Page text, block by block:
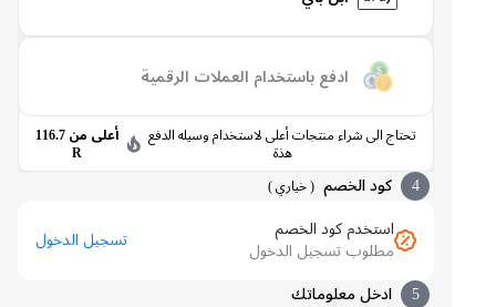
ادفع باستخدام العملات الرقمية
تحتاج الى شراء منتجات أعلى لاستخدام وسيله الدفع
أعلى من 116.7
كود الخصم (خياري )
استخدم كود الخصم
مطلوب تسجيل الدخول
تسجيل الدخول
ادخل معلوماتك